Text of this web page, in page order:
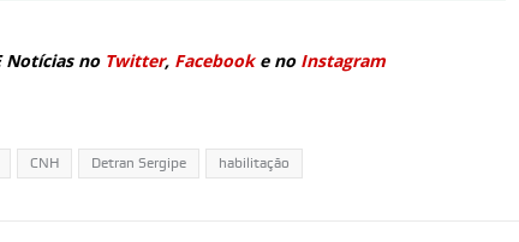
Notícias no Twitter, Facebooke no Instagram
CNH Detran Sergipe habilitação